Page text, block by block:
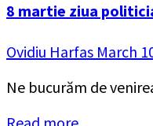
8 martie ziua
Ovidiu Harfas March
Ne bucurăm de